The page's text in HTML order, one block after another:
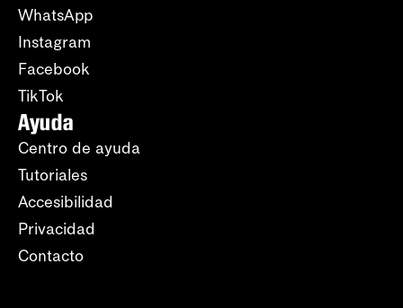
WhatsApp
Instagram
Facebook
TikTok
Ayuda
Centro de ayuda
Tutoriales
Accesibilidad
Privacidad
Contacto